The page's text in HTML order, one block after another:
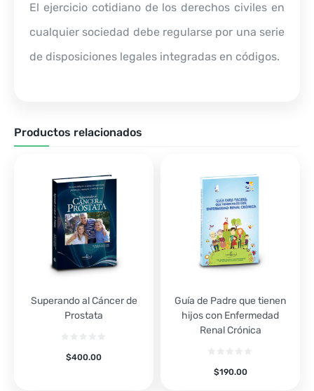
El ejercicio cotidiano de los derechos civiles en
cualquier sociedad debe regularse por una serie
de disposiciones legales integradas en códigos.
Productos relacionados
Superando al Cáncer de
Prostata
$400.00
Guía de Padre que tienen
hijos con Enfermedad
Renal Crónica
$190.00